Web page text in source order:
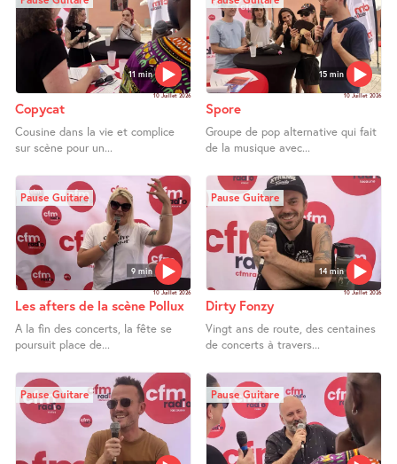
11 min
10 Juillet 2026
Copycat
Cousine dans la vie et complice
sur scène pour un...
15 min
10 Juillet 2026
Spore
Groupe de pop alternative qui fait
de la musique avec...
9 min
Pause Guitare
10 Juillet 2026
Les afters de la scène Pollux
A la fin des concerts, la fête se
poursuit place de...
14 min
Pause Guitare
10 Juillet 2026
Dirty Fonzy
Vingt ans de route, des centaines
de concerts à travers...
Pause Guitare Pause Guitare